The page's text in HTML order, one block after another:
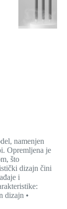
namenjen
Opremljena je
što
dizajn čini
i
dizajn •